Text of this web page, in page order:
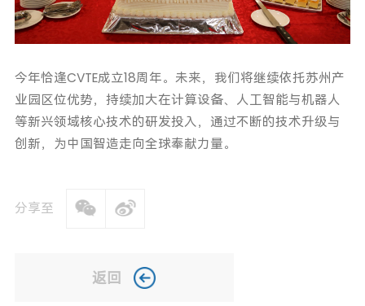
今年恰逢CVTE成立18周年。未来，我们将继续依托苏州产
业园区位优势，持续加大在计算设备、人工智能与机器人
等新兴领域核心技术的研发投入，通过不断的技术升级与
创新，为中国智造走向全球奉献力量。
分享至
返回